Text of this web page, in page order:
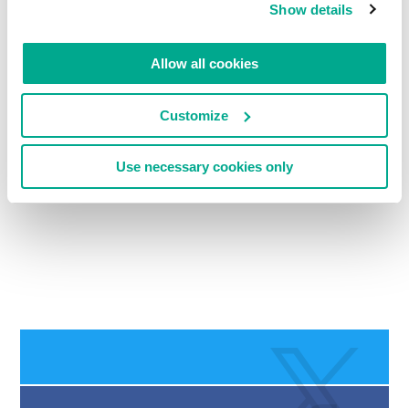
Show details
Allow all cookies
Customize
Use necessary cookies only
LEIA COMENTÁRIOS 0
DEIXE UM COMENTÁRIO.